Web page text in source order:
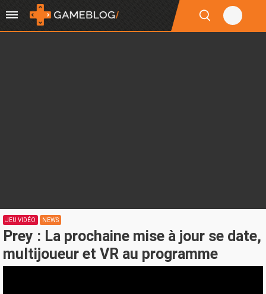
JEU VIDÉO NEWS
Prey : La prochaine mise à jour se date,
multijoueur et VR au programme